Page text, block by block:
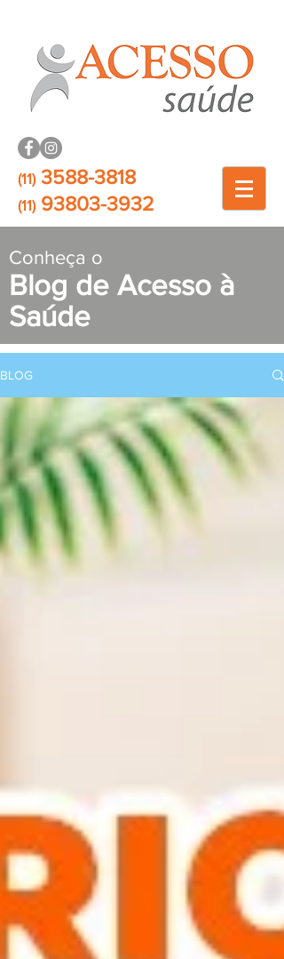
(11)3588-3818
(11)93803-3932
Conheça o
Blog de Acesso à
Saúde
BLOG